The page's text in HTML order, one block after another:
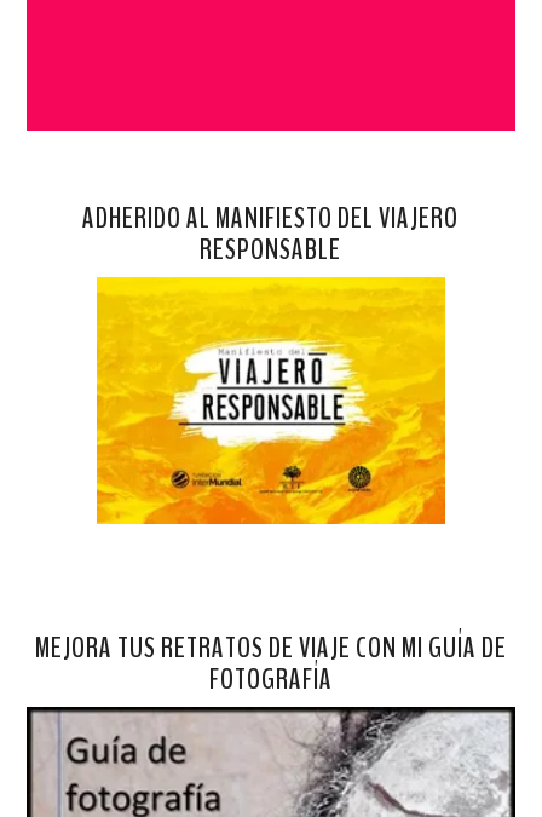
ADHERIDO AL MANIFIESTO DEL VIAJERO
RESPONSABLE
MEJORA TUS RETRATOS DE VIAJE CON MI GUÍA DE
FOTOGRAFÍA